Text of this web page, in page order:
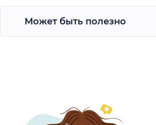
Может быть полезно